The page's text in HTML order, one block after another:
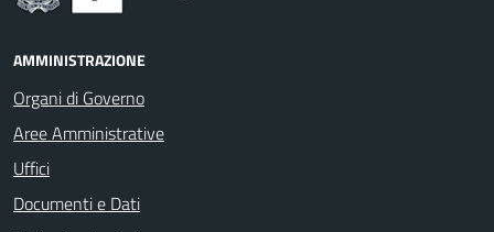
AMMINISTRAZIONE
Organi di Governo
Aree Amministrative
Uffici
Documenti e Dati